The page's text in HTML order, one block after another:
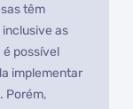
têm
inclusive as
possível
implementar
Porém,